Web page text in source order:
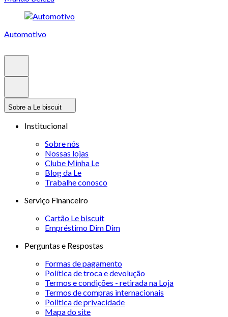
Automotivo
Sobre a Le biscuit
Institucional
Sobre nós
Nossas lojas
Clube Minha Le
Blog da Le
Trabalhe conosco
Serviço Financeiro
Cartão Le biscuit
Empréstimo Dim Dim
Perguntas e Respostas
Formas de pagamento
Política de troca e devolução
Termos e condições - retirada na Loja
Termos de compras internacionais
Politica de privacidade
Mapa do site